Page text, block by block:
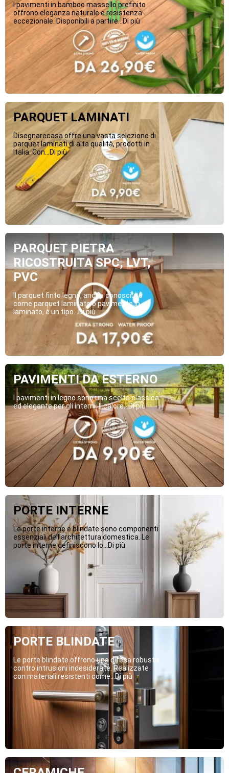
I pavimenti in bamboo massello prefinito
offrono eleganza naturale e resistenza
eccezionale. Disponibili a partire...Di più
PARQUET LAMINATI
Disegnarecasa offre una vasta selezione di
parquet laminati di alta qualità, prodotti in
Italia. Con...Di più
PARQUET PIETRA
RICOSTRUITA SPC, LVT,
PVC
Il parquet finto legno, anche conosciuto
come parquet laminato o pavimento in
laminato, è un tipo...Di più
PAVIMENTI DA ESTERNO
I pavimenti in legno sono una scelta classica
ed elegante per gli interni. Il calore...Di più
PORTE INTERNE
Le porte interne e blindate sono componenti
essenziali dell’architettura domestica. Le
porte interne definiscono lo...Di più
PORTE BLINDATE
Le porte blindate offrono una difesa robusta
contro intrusioni indesiderate. Realizzate
con materiali resistenti come...Di più